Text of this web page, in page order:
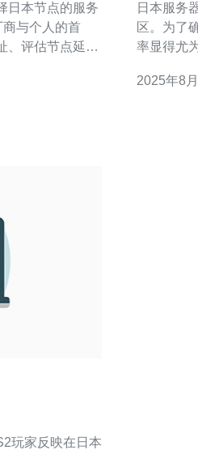
日本节点的服务
商与个人的首
、评估节点延迟
日本服务
区。为了
率显得尤
性能是优
2025年8